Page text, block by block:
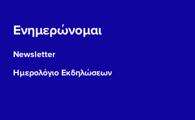
Ενημερώνομαι
Newsletter
Ημερολόγιο Εκδηλώσεων